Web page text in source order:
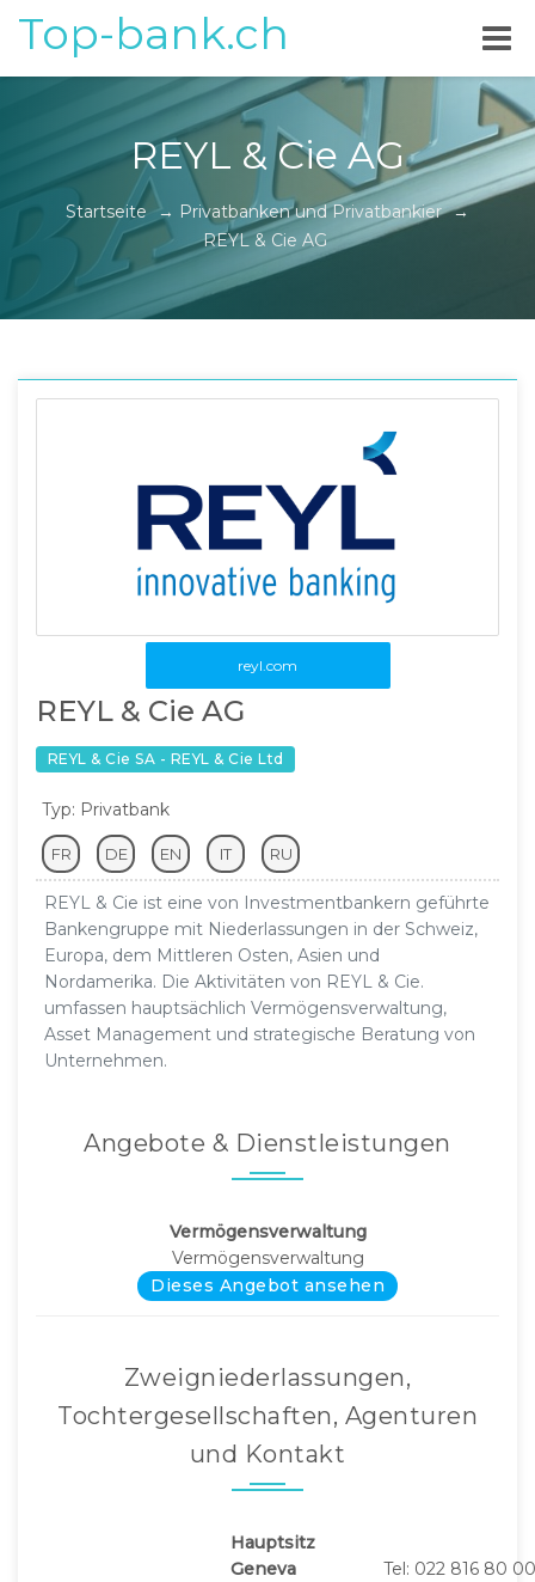
Top-bank.ch
REYL & Cie AG
Startseite → Privatbanken und Privatbankier →
REYL & Cie AG
reyl.com
REYL & Cie AG
REYL & Cie SA - REYL & Cie Ltd
Typ: Privatbank
FR DE EN IT RU
REYL & Cie ist eine von Investmentbankern geführte
Bankengruppe mit Niederlassungen in der Schweiz,
Europa, dem Mittleren Osten, Asien und
Nordamerika. Die Aktivitäten von REYL & Cie.
umfassen hauptsächlich Vermögensverwaltung,
Asset Management und strategische Beratung von
Unternehmen.
Angebote & Dienstleistungen
Vermögensverwaltung
Vermögensverwaltung
Dieses Angebot ansehen
Zweigniederlassungen,
Tochtergesellschaften, Agenturen
und Kontakt
Hauptsitz
Geneva
Tel: 022 816 80 00